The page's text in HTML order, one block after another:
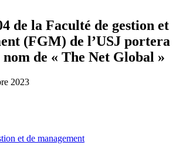
de la Faculté de gestion et
(FGM) de l’USJ portera
nom de « The Net Global »
2023
et de management